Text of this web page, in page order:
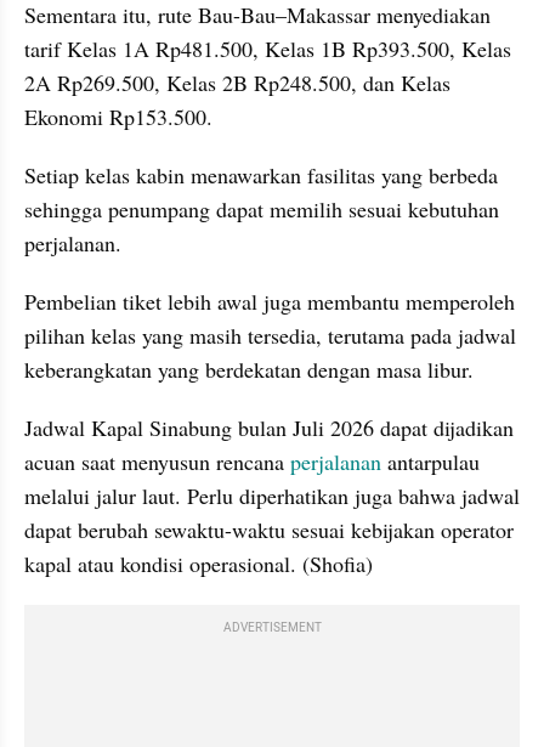
Sementara itu, rute Bau-Bau–Makassar menyediakan
tarif Kelas 1A Rp481.500, Kelas 1B Rp393.500, Kelas
2A Rp269.500, Kelas 2B Rp248.500, dan Kelas
Ekonomi Rp153.500.
Setiap kelas kabin menawarkan fasilitas yang berbeda
sehingga penumpang dapat memilih sesuai kebutuhan
perjalanan.
Pembelian tiket lebih awal juga membantu memperoleh
pilihan kelas yang masih tersedia, terutama pada jadwal
keberangkatan yang berdekatan dengan masa libur.
Jadwal Kapal Sinabung bulan Juli 2026 dapat dijadikan
acuan saat menyusun rencana perjalanan antarpulau
melalui jalur laut. Perlu diperhatikan juga bahwa jadwal
dapat berubah sewaktu-waktu sesuai kebijakan operator
kapal atau kondisi operasional. (Shofia)
ADVERTISEMENT